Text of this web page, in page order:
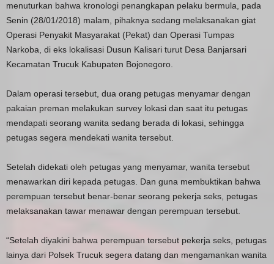
menuturkan bahwa kronologi penangkapan pelaku bermula, pada
Senin (28/01/2018) malam, pihaknya sedang melaksanakan giat
Operasi Penyakit Masyarakat (Pekat) dan Operasi Tumpas
Narkoba, di eks lokalisasi Dusun Kalisari turut Desa Banjarsari
Kecamatan Trucuk Kabupaten Bojonegoro.
Dalam operasi tersebut, dua orang petugas menyamar dengan
pakaian preman melakukan survey lokasi dan saat itu petugas
mendapati seorang wanita sedang berada di lokasi, sehingga
petugas segera mendekati wanita tersebut.
Setelah didekati oleh petugas yang menyamar, wanita tersebut
menawarkan diri kepada petugas. Dan guna membuktikan bahwa
perempuan tersebut benar-benar seorang pekerja seks, petugas
melaksanakan tawar menawar dengan perempuan tersebut.
“Setelah diyakini bahwa perempuan tersebut pekerja seks, petugas
lainya dari Polsek Trucuk segera datang dan mengamankan wanita